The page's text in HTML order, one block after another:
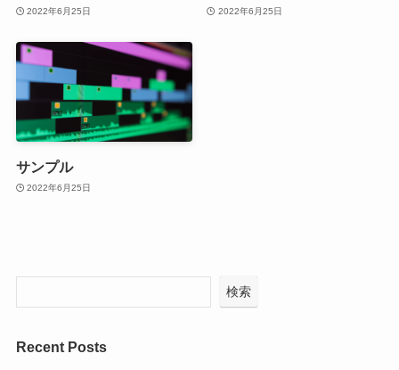
2022年6月25日 2022年6月25日
サンプル
2022年6月25日
検索
Recent Posts